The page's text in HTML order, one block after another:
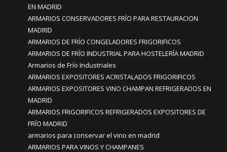
EN MADRID
ARMARIOS CONSERVADORES FRÍO PARA RESTAURACION
MADRID
ARMARIOS DE FRÍO CONGELADORES FRIGORIFICOS
ARMARIOS DE FRÍO INDUSTRIAL PARA HOSTELERÍA MADRID
Armarios de Frío Industriales
ARMARIOS EXPOSITORES ACRISTALADOS FRIGORIFICOS
ARMARIOS EXPOSITORES VINO CHAMPAN REFRIGERADOS EN
MADRID
ARMARIOS FRIGORIFICOS REFRIGERADOS EXPOSITORES DE
FRÍO MADRID
armarios para conservar el vino en madrid
ARMARIOS PARA VINOS Y CHAMPANES